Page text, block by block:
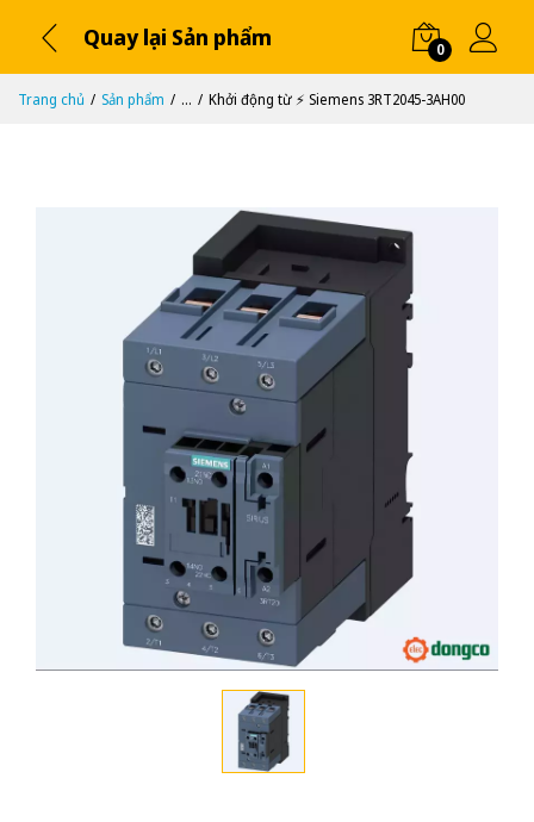
Quay lại Sản phẩm 0
Trang chủ Sản phẩm ... Khởi động từ ⚡️ Siemens 3RT2045-3AH00